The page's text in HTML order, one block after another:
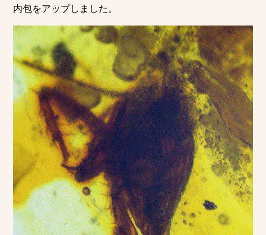
内包をアップしました。